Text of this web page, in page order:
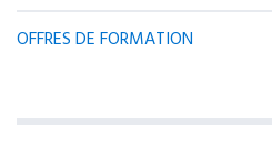
OFFRES DE FORMATION